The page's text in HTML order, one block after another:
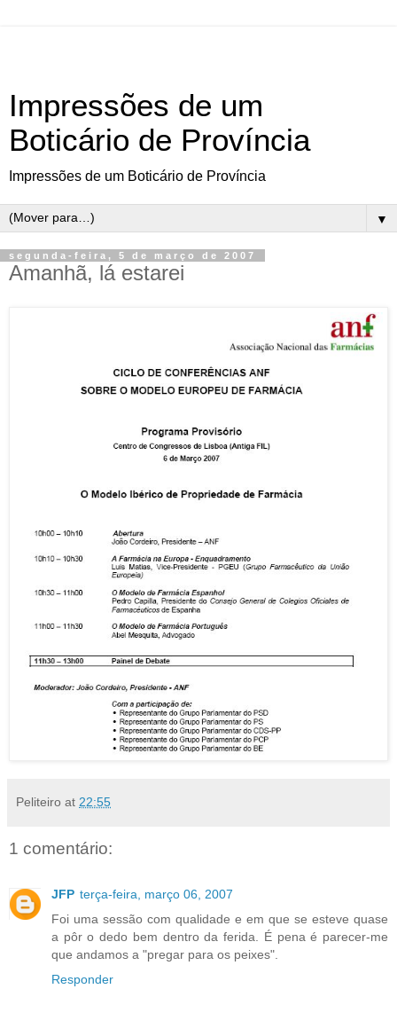
Impressões de um
Boticário de Província
Impressões de um Boticário de Província
▼
segunda-feira, 5 de março de 2007
Amanhã, lá estarei
Peliteiro at 22:55
1 comentário:
JFP terça-feira, março 06, 2007
Foi uma sessão com qualidade e em que se esteve quase
a pôr o dedo bem dentro da ferida. É pena é parecer-me
que andamos a "pregar para os peixes".
Responder